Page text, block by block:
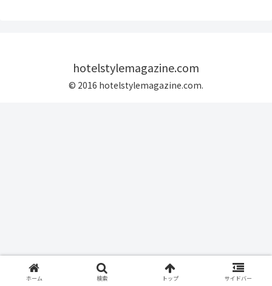
hotelstylemagazine.com
© 2016 hotelstylemagazine.com.
ホーム 検索 トップ サイドバー